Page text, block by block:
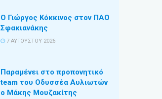
Ο Γιώργος Κόκκινος στον ΠΑΟ
Σφακιανάκης
7 ΑΥΓΟΎΣΤΟΥ 2026
Παραμένει στο προπονητικό
team του Οδυσσέα Αυλιωτών
ο Μάκης Μουζακίτης